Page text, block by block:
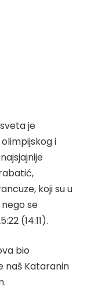
je
i
koji su u
se
(14:11).
bio
naš Kataranin